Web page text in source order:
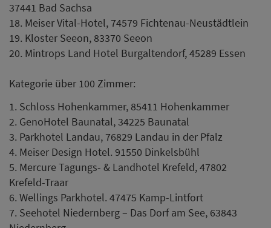
37441 Bad Sachsa
18. Meiser Vital-Hotel, 74579 Fichtenau-Neustädtlein
19. Kloster Seeon, 83370 Seeon
20. Mintrops Land Hotel Burgaltendorf, 45289 Essen
Kategorie über 100 Zimmer:
1. Schloss Hohenkammer, 85411 Hohenkammer
2. GenoHotel Baunatal, 34225 Baunatal
3. Parkhotel Landau, 76829 Landau in der Pfalz
4. Meiser Design Hotel. 91550 Dinkelsbühl
5. Mercure Tagungs- & Landhotel Krefeld, 47802
Krefeld-Traar
6. Wellings Parkhotel. 47475 Kamp-Lintfort
7. Seehotel Niedernberg – Das Dorf am See, 63843